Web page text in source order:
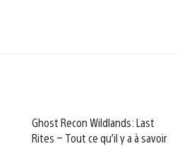
Ghost Recon Wildlands: Last
Rites – Tout ce qu’il y a à savoir